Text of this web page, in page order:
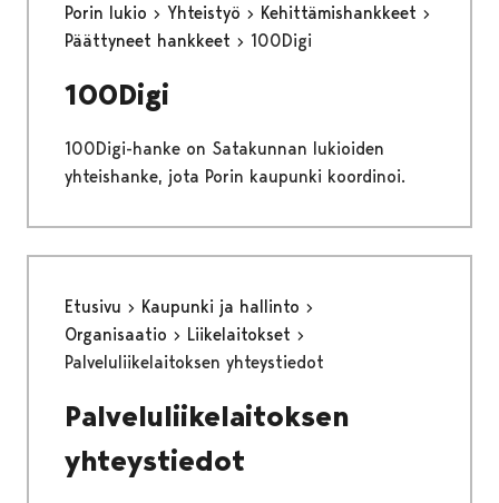
Porin lukio
Yhteistyö
Kehittämishankkeet
Päättyneet hankkeet
100Digi
100Digi
100Digi-hanke on Satakunnan lukioiden
yhteishanke, jota Porin kaupunki koordinoi.
Etusivu
Kaupunki ja hallinto
Organisaatio
Liikelaitokset
Palveluliikelaitoksen yhteystiedot
Palveluliikelaitoksen
yhteystiedot